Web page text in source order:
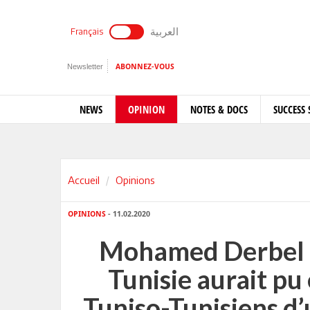
Français العربية
Newsletter ABONNEZ-VOUS
NEWS OPINION NOTES & DOCS SUCCESS
Accueil Opinions
OPINIONS - 11.02.2020
Mohamed
Tunisie aurait